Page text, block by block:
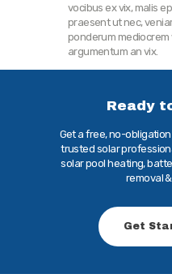
vocibus ex vix, malis
praesent ut nec,
ponderum mediocrem
argumentum an vix.
Ready
Get a free, no-
trusted solar
solar pool heating,
removal
Get